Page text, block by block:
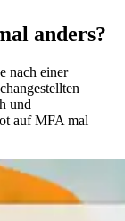
anders?
nach einer
und
auf MFA mal